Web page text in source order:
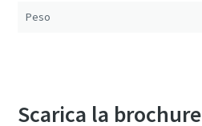
Peso
Scarica la brochure